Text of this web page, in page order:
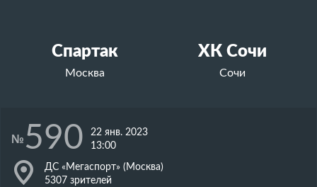
Спартак
Москва
ХК Сочи
Сочи
№ 590 22 янв. 2023
13:00
J
ДС «Мегаспорт» (Москва)
5307 зрителей